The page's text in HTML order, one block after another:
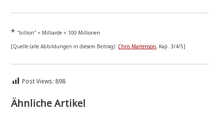
* "bil­li­on" = Mil­li­ar­de = 100 Millionen
[Quel­le (alle Abbil­dun­gen in die­sem Bei­trag): Chris Mar­ten­son, Kap. 3/4/5]
Post Views: 898
Ähnliche Artikel